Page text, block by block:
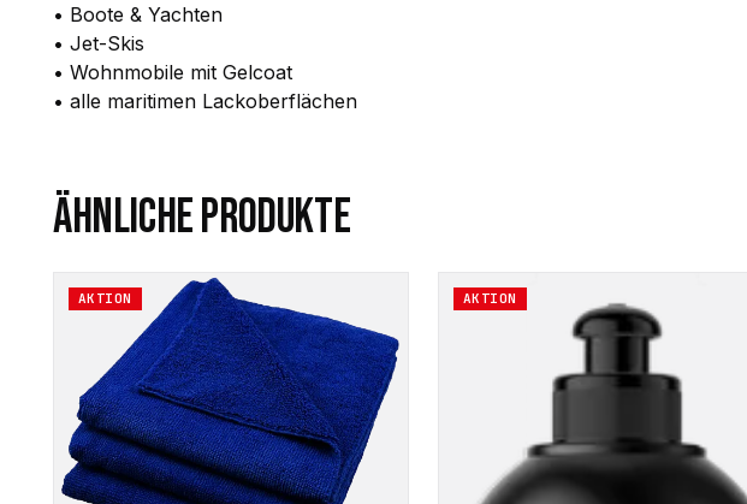
• Boote & Yachten
• Jet-Skis
• Wohnmobile mit Gelcoat
• alle maritimen Lackoberflächen
ÄHNLICHE PRODUKTE
AKTION AKTION